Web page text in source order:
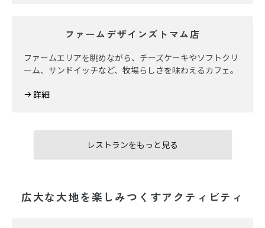
ファームデザインズトマム店
ファームエリアを眺めながら、チーズケーキやソフトクリ
ーム、サンドイッチなど、牧場らしさを味わえるカフェ。
詳細
レストランをもっと見る
広大な大地を楽しみつくすアクティビティ